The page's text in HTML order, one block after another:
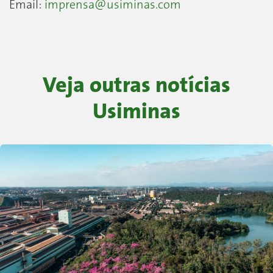
Email: imprensa@usiminas.com
Veja outras notícias
Usiminas